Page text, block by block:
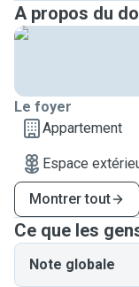
A propos du
Le foyer
Appartement
Espace
Montrer tout
Ce que les
Note globale